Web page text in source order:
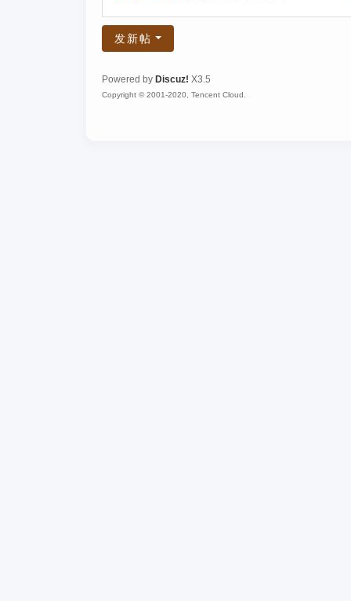
发新帖
Powered by Discuz! X3.5
Copyright © 2001-2020, Tencent Cloud.